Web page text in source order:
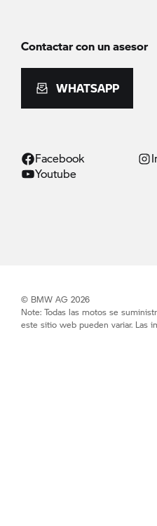
Contactar con un asesor
WHATSAPP
Facebook
Youtube
© BMW AG 2026
Note: Todas las motos se
este sitio web pueden variar. Las